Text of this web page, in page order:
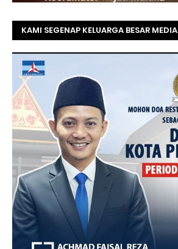
KAMI SEGENAP KELUARGA BESAR MEDIA
BAPAK ACHMAD FAISAL REZ